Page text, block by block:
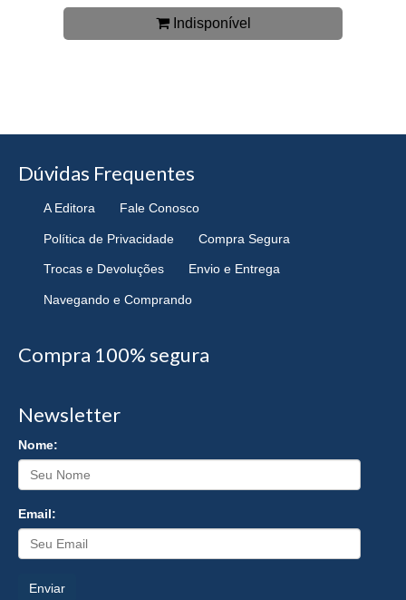
Indisponível
Dúvidas Frequentes
A Editora Fale Conosco
Política de Privacidade Compra Segura
Trocas e Devoluções Envio e Entrega
Navegando e Comprando
Compra 100% segura
Newsletter
Nome:
Email:
Enviar